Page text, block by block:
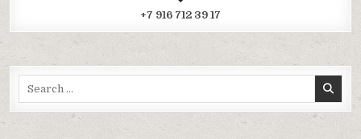
+7 916 712 39 17